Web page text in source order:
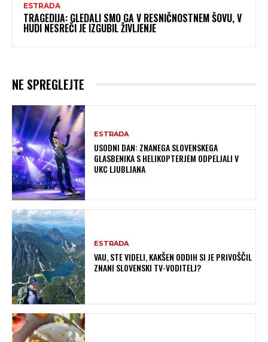
ESTRADA
TRAGEDIJA: GLEDALI SMO GA V RESNIČNOSTNEM ŠOVU, V
HUDI NESREČI JE IZGUBIL ŽIVLJENJE
NE SPREGLEJTE
ESTRADA
USODNI DAN: ZNANEGA SLOVENSKEGA
GLASBENIKA S HELIKOPTERJEM ODPELJALI V
UKC LJUBLJANA
ESTRADA
VAU, STE VIDELI, KAKŠEN ODDIH SI JE PRIVOŠČIL
ZNANI SLOVENSKI TV-VODITELJ?